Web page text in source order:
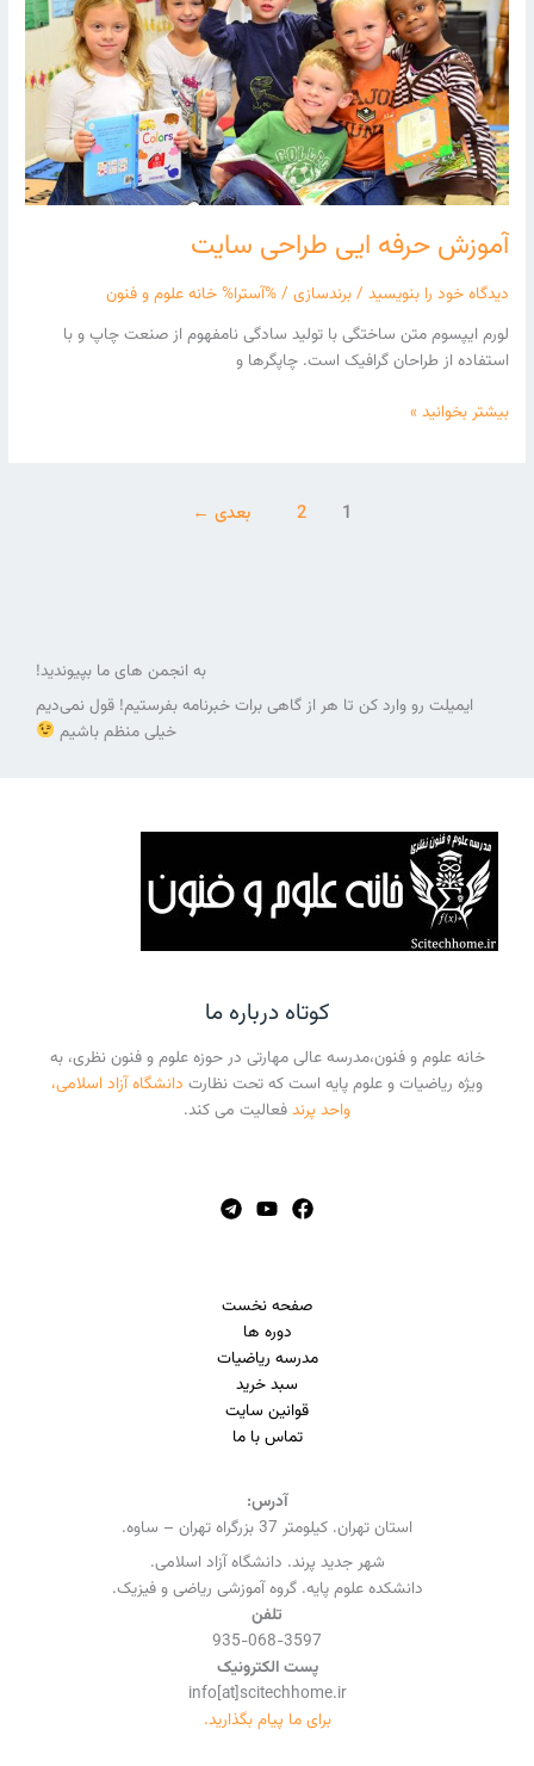
آموزش حرفه ایی طراحی سایت
دیدگاه‌ خود را بنویسید /برندسازی / %آسترا%خانه علوم و فنون
لورم ایپسوم متن ساختگی با تولید سادگی نامفهوم از صنعت چاپ و با
استفاده از طراحان گرافیک است. چاپگرها و
طراحی
سایت
بیشتر بخوانید »
1
2 بعدی ←
به انجمن های ما بپیوندید!
ایمیلت رو وارد کن تا هر از گاهی برات خبرنامه بفرستیم! قول نمی‌دیم
خیلی منظم باشیم
کوتاه درباره ما
خانه علوم و فنون،مدرسه عالی مهارتی در حوزه علوم و فنون نظری، به
ویژه ریاضیات و علوم پایه است که تحت نظارت دانشگاه آزاد اسلامی،
واحد پرندفعالیت می کند.
صفحه نخست
دوره ها
مدرسه ریاضیات
سبد خرید
قوانین سایت
تماس با ما
آدرس:
استان تهران. کیلومتر 37 بزرگراه تهران – ساوه.
شهر جدید پرند. دانشگاه آزاد اسلامی.
دانشکده علوم پایه. گروه آموزشی ریاضی و فیزیک.
تلفن
935-068-3597
پست الکترونیک
info[at]scitechhome.ir
برای ما پیام بگذارید.